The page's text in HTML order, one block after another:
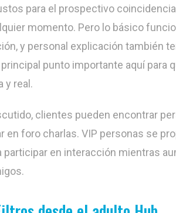
para el prospectivo
momento. Pero lo básico
y personal explicación también
punto importante aquí para
y real.
clientes pueden encontrar
foro charlas. VIP personas se
en interacción mientras